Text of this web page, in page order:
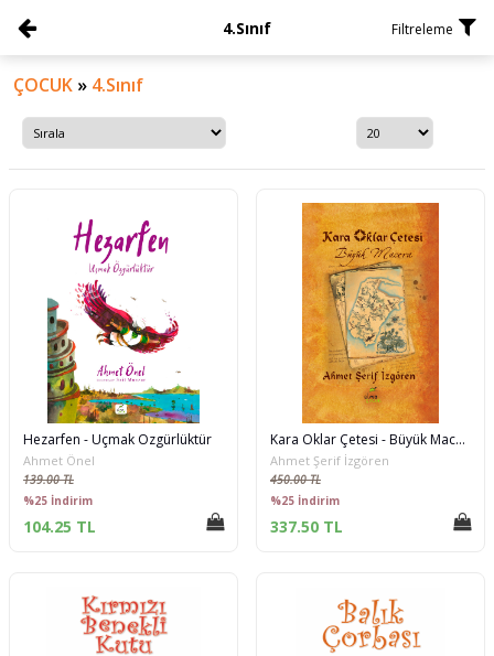
4.Sınıf Filtreleme
ÇOCUK » 4.Sınıf
Hezarfen - Uçmak Özgürlüktür
Ahmet Önel
139.00 TL
%25 İndirim
104.25 TL
Kara Oklar Çetesi - Büyük Macera
Ahmet Şerif İzgören
450.00 TL
%25 İndirim
337.50 TL